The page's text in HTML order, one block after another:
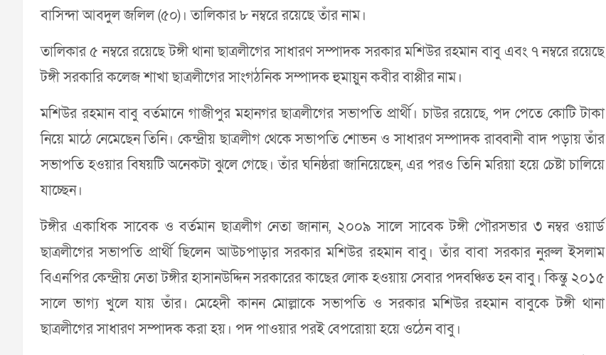
বাসিন্দা আবদুল জলিল (৫০)। তালিকার ৮ নম্বরে রয়েছে তাঁর নাম।
তালিকার ৫ নম্বরে রয়েছে টঙ্গী থানা ছাত্রলীগের সাধারণ সম্পাদক সরকার মশিউর রহমান বাবু এবং ৭ নম্বরে রয়েছে
টঙ্গী সরকারি কলেজ শাখা ছাত্রলীগের সাংগঠনিক সম্পাদক হুমায়ুন কবীর বাপ্পীর নাম।
মশিউর রহমান বাবু বর্তমানে গাজীপুর মহানগর ছাত্রলীগের সভাপতি প্রার্থী। চাউর রয়েছে, পদ পেতে কোটি টাকা
নিয়ে মাঠে নেমেছেন তিনি। কেন্দ্রীয় ছাত্রলীগ থেকে সভাপতি শোভন ও সাধারণ সম্পাদক রাব্বানী বাদ পড়ায় তাঁর
সভাপতি হওয়ার বিষয়টি অনেকটা ঝুলে গেছে। তাঁর ঘনিষ্ঠরা জানিয়েছেন, এর পরও তিনি মরিয়া হয়ে চেষ্টা চালিয়ে
যাচ্ছেন।
টঙ্গীর একাধিক সাবেক ও বর্তমান ছাত্রলীগ নেতা জানান, ২০০৯ সালে সাবেক টঙ্গী পৌরসভার ৩ নম্বর ওয়ার্ড
ছাত্রলীগের সভাপতি প্রার্থী ছিলেন আউচপাড়ার সরকার মশিউর রহমান বাবু। তাঁর বাবা সরকার নুরুল ইসলাম
বিএনপির কেন্দ্রীয় নেতা টঙ্গীর হাসানউদ্দিন সরকারের কাছের লোক হওয়ায় সেবার পদবঞ্চিত হন বাবু। কিন্তু ২০১৫
সালে ভাগ্য খুলে যায় তাঁর। মেহেদী কানন মোল্লাকে সভাপতি ও সরকার মশিউর রহমান বাবুকে টঙ্গী থানা
ছাত্রলীগের সাধারণ সম্পাদক করা হয়। পদ পাওয়ার পরই বেপরোয়া হয়ে ওঠেন বাবু।